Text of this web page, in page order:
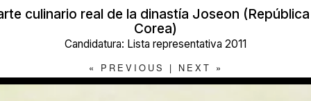
culinario real de la dinastía Joseon
Corea)
Candidatura: Lista representativa 2011
« PREVIOUS | NEXT »